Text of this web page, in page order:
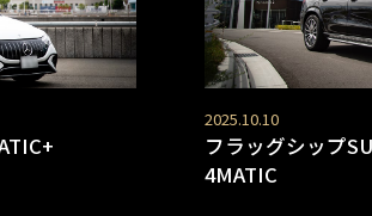
2025.10.10
フラッグシップ
4MATIC